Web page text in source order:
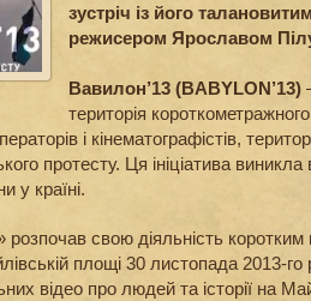
зустріч із його
режисером Ярославом
Вавилон’13 (BABYLON’13)
територія
і кінематографістів,
протесту. Ця ініціатива
у країні.
розпочав свою діяльність
площі 30 листопада 2013-го
відео про людей та історії на